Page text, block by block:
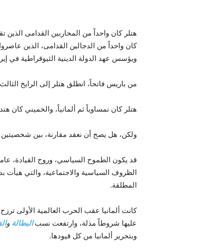
هتلر كان واحداً من المحاربين القدامى الذين
كان واحداً من الدجالين القدامى، الذين عاصروا
ويؤسس عهد الدولة الدينية الثيوقراطية في
من باريس فاتحاً، انطلق هتلر إلى الرايخ
هتلر كان نمساوياً ثم ألمانياً، والخميني كان
ولكن، هل يصح أن نعقد مقارنة، بين شخصيتين
قد يكون الطموح السياسي، وروح القيادة،
الظروف السياسية والاجتماعية، والتي هيأت
المطلقة.
كانت ألمانيا عقب الحرب العالمية الأولى
عليها شروطاً مذلة، وارتفعت نسبالبطالة و
وبتحرير ألمانيا من كل قيودها.